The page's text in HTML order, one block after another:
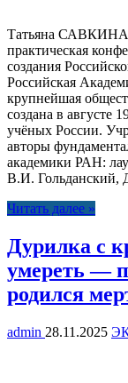
Татьяна САВКИНА
практическая
создания
Российская
крупнейшая
создана в августе
учёных России.
авторы
академики РАН:
В.И. Гольданский,
Читать далее »
Дурилка с
умереть —
родился
admin 28.11.2025